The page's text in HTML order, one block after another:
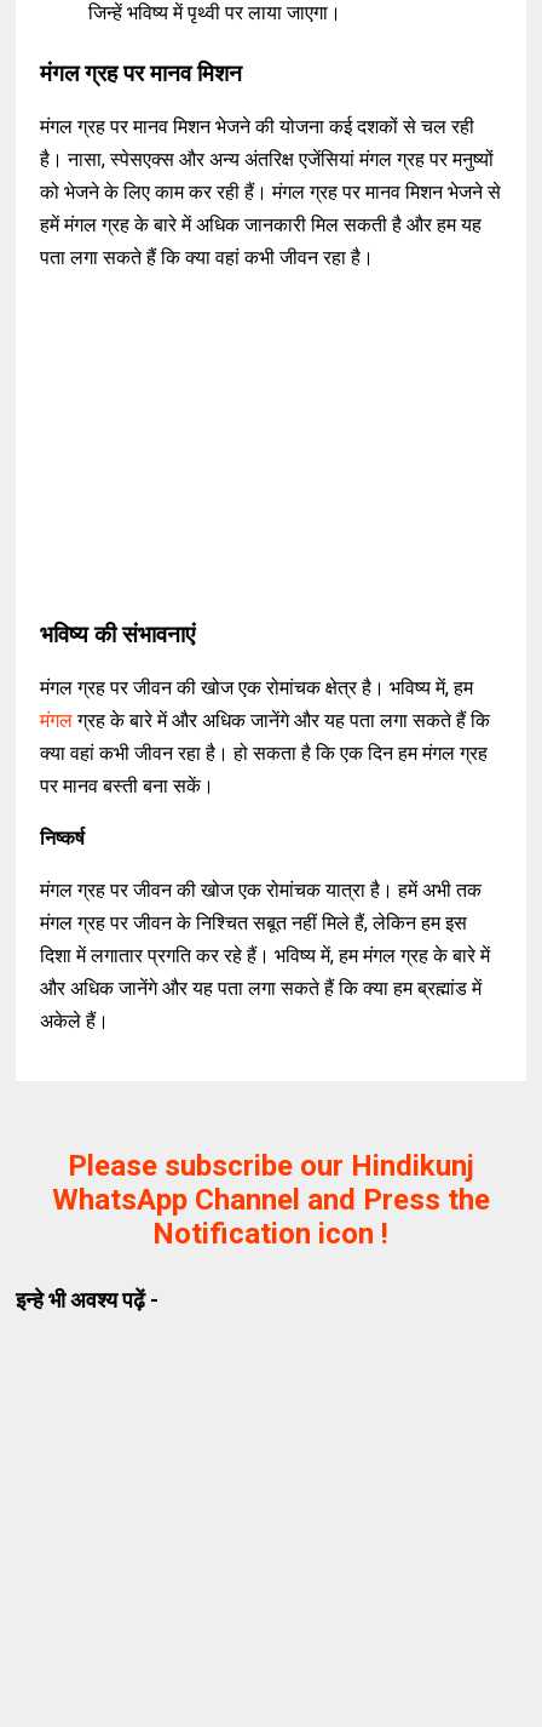
जिन्हें भविष्य में पृथ्वी पर लाया जाएगा।
मंगल ग्रह पर मानव मिशन
मंगल ग्रह पर मानव मिशन भेजने की योजना कई दशकों से चल रही
है। नासा, स्पेसएक्स और अन्य अंतरिक्ष एजेंसियां मंगल ग्रह पर मनुष्यों
को भेजने के लिए काम कर रही हैं। मंगल ग्रह पर मानव मिशन भेजने से
हमें मंगल ग्रह के बारे में अधिक जानकारी मिल सकती है और हम यह
पता लगा सकते हैं कि क्या वहां कभी जीवन रहा है।
भविष्य की संभावनाएं
मंगल ग्रह पर जीवन की खोज एक रोमांचक क्षेत्र है। भविष्य में, हम
मंगलग्रह के बारे में और अधिक जानेंगे और यह पता लगा सकते हैं कि
क्या वहां कभी जीवन रहा है। हो सकता है कि एक दिन हम मंगल ग्रह
पर मानव बस्ती बना सकें।
निष्कर्ष
मंगल ग्रह पर जीवन की खोज एक रोमांचक यात्रा है। हमें अभी तक
मंगल ग्रह पर जीवन के निश्चित सबूत नहीं मिले हैं, लेकिन हम इस
दिशा में लगातार प्रगति कर रहे हैं। भविष्य में, हम मंगल ग्रह के बारे में
और अधिक जानेंगे और यह पता लगा सकते हैं कि क्या हम ब्रह्मांड में
अकेले हैं।
Please subscribe our Hindikunj
WhatsApp Channel and Press the
Notification icon !
इन्हे भी अवश्य पढ़ें -